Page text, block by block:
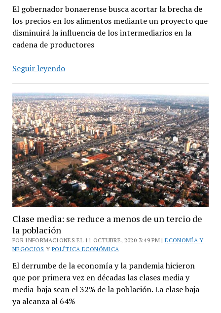
El gobernador bonaerense busca acortar la brecha de
los precios en los alimentos mediante un proyecto que
disminuirá la influencia de los intermediarios en la
cadena de productores
Seguir leyendoKicillof:
que
hacer
valer
la
presencia
del
Estado
defendiendo
y
cuidando
los
bolsillos”
Clase media: se reduce a menos de un tercio de
la población
POR INFORMACIONES EL 11 OCTUBRE, 2020 3:49 PM |ECONOMÍA Y
NEGOCIOS Y POLÍTICA ECONÓMICA
El derrumbe de la economía y la pandemia hicieron
que por primera vez en décadas las clases media y
media-baja sean el 32% de la población. La clase baja
ya alcanza al 64%